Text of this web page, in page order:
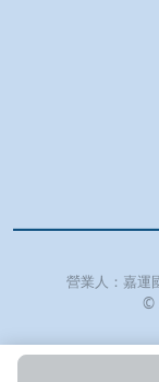
營業人： 嘉運
©